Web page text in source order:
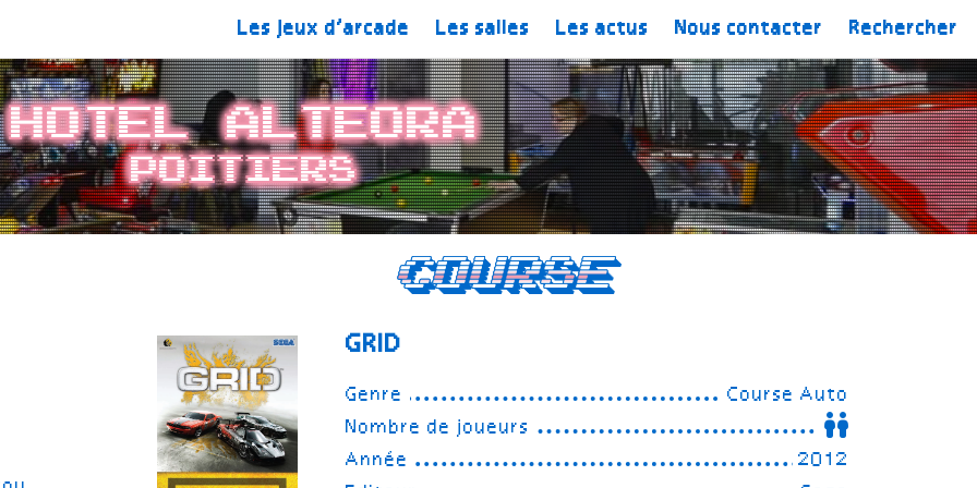
Les jeux d’arcade Les salles Les actus Nous contacter Rechercher
Hotel Alteora
Poitiers
Course
GRID
Genre
Course Auto
Nombre de joueurs
Année
2012